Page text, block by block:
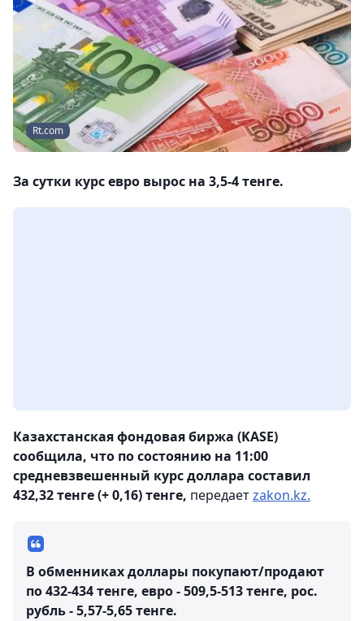
Rt.com
За сутки курс евро вырос на 3,5-4 тенге.
Казахстанская фондовая биржа (KASE)
сообщила, что по состоянию на 11:00
средневзвешенный курс доллара составил
432,32 тенге (+ 0,16) тенге, передаетzakon.kz.
В обменниках доллары покупают/продают
по 432-434 тенге, евро - 509,5-513 тенге, рос.
рубль - 5,57-5,65 тенге.